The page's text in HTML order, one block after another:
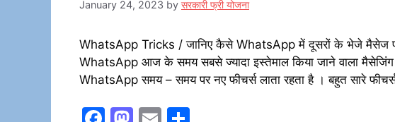
January 24, 2023 by सरकारी फ्री योजना
WhatsApp Tricks / जानिए कैसे WhatsApp में दूसरों के भेजे मैसेज
WhatsApp आज के समय सबसे ज्यादा इस्तेमाल किया जाने वाला मैसेजिंग
WhatsApp समय – समय पर नए फीचर्स लाता रहता है । बहुत सारे